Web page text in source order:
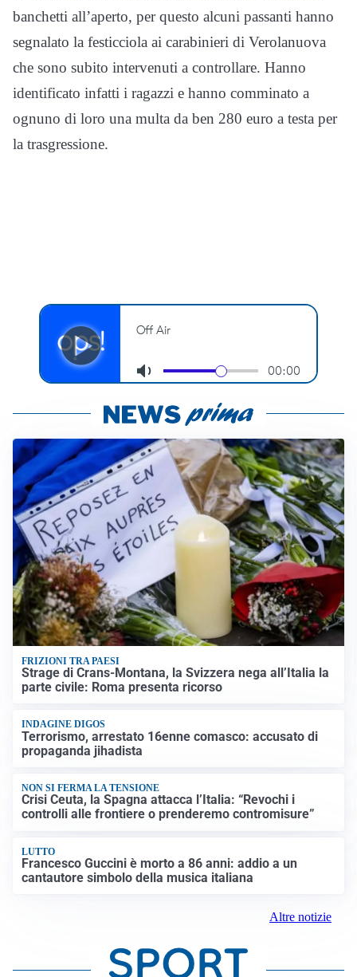
banchetti all’aperto, per questo alcuni passanti hanno
segnalato la festicciola ai carabinieri di Verolanuova
che sono subito intervenuti a controllare. Hanno
identificato infatti i ragazzi e hanno comminato a
ognuno di loro una multa da ben 280 euro a testa per
la trasgressione.
FRIZIONI TRA PAESI
Strage di Crans-Montana, la Svizzera nega all’Italia la
parte civile: Roma presenta ricorso
INDAGINE DIGOS
Terrorismo, arrestato 16enne comasco: accusato di
propaganda jihadista
NON SI FERMA LA TENSIONE
Crisi Ceuta, la Spagna attacca l’Italia: “Revochi i
controlli alle frontiere o prenderemo contromisure”
LUTTO
Francesco Guccini è morto a 86 anni: addio a un
cantautore simbolo della musica italiana
Altre notizie